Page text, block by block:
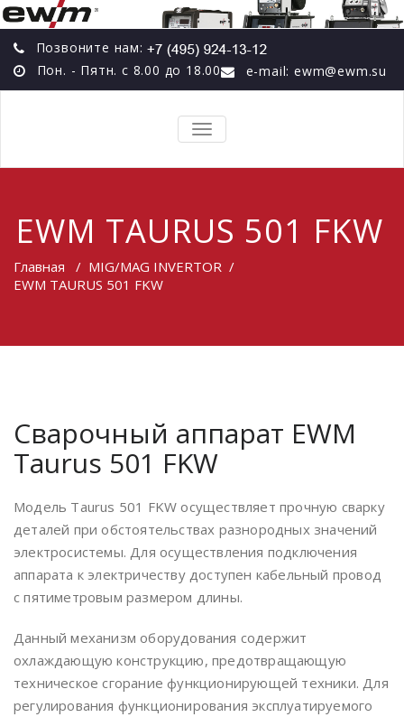
Позвоните нам:
Пон. - Пятн. с 8.00 до 18.00
e-mail: ewm@ewm.su
TOGGLE
EWM TAURUS 501 FKW
Главная / MIG/MAG INVERTOR /
EWM TAURUS 501 FKW
Сварочный аппарат EWM
Taurus 501 FKW
Модель Taurus 501 FKW осуществляет прочную сварку
деталей при обстоятельствах разнородных значений
электросистемы. Для осуществления подключения
аппарата к электричеству доступен кабельный провод
с пятиметровым размером длины.
Данный механизм оборудования содержит
охлаждающую конструкцию, предотвращающую
техническое сгорание функционирующей техники. Для
регулирования функционирования эксплуатируемого